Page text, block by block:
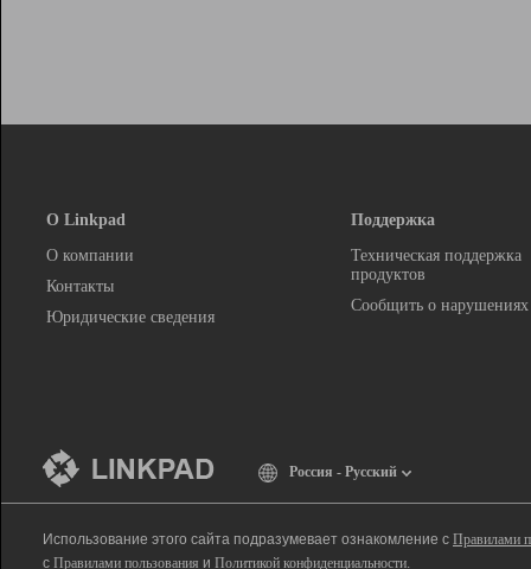
О Linkpad
О компании
Контакты
Юридические сведения
Поддержка
Техническая поддержка
продуктов
Сообщить о нарушениях
Россия - Русский
Использование этого сайта подразумевает ознакомление с Правилами
с Правилами пользования и Политикой конфиденциальности.